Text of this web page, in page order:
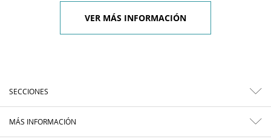
VER MÁS INFORMACIÓN
SECCIONES
MÁS INFORMACIÓN